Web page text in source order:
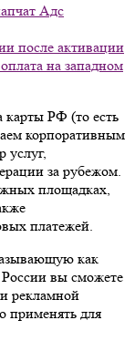
Адс
после активации
на западном
карты РФ (то есть
корпоративным
услуг,
за рубежом.
площадках,
платежей.
как
России вы сможете
рекламной
применять для